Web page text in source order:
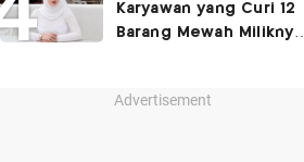
Karyawan yang Curi 12
Barang Mewah Miliknya
Advertisement